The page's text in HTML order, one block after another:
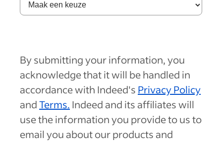
By submitting your information, you
acknowledge that it will be handled in
accordance with Indeed's Privacy Policy
andTerms. Indeed and its affiliates will
use the information you provide to us to
email you about our products and